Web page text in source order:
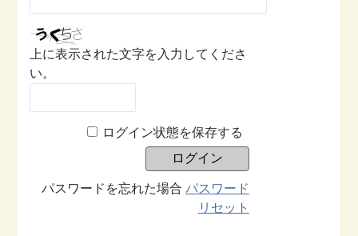
上に表示された文字を入力してくださ
い。
ログイン状態を保存する
パスワードを忘れた場合 パスワード
リセット